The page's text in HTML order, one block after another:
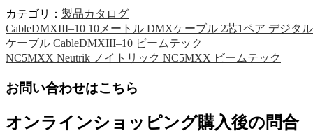
カテゴリ： 製品カタログ
CableDMXIII–10 10メートル DMXケーブル 2芯1ペア デジタル
ケーブル CableDMXIII–10 ビームテック
NC5MXX Neutrik ノイトリック NC5MXX ビームテック
お問い合わせはこちら
オンラインショッピング購入後の問合